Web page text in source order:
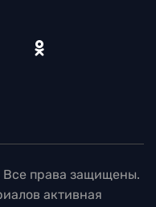
права защищены.
активная